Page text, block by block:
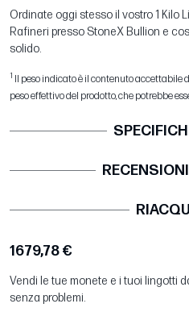
Ordinate oggi stesso il vostro 1 Kilo
Rafineri presso StoneX Bullion e
solido.
1 Il peso indicato è il contenuto accettabile
peso effettivo del prodotto, che potrebbe
1679,78 €
Vendi le tue monete e i tuoi lingotti
senza problemi.